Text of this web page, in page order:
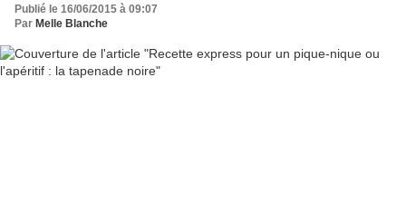
Publié le 16/06/2015 à 09:07
Par Melle Blanche